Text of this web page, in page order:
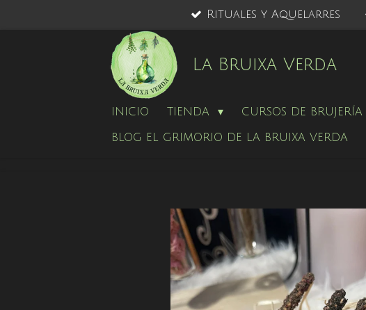
Rituales y Aquelarres
La Bruixa Verda
INICIO TIENDA CURSOS DE BRUJERÍA
BLOG EL GRIMORIO DE LA BRUIXA VERDA